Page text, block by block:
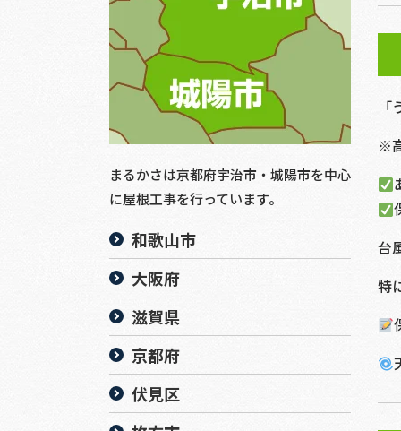
※
台
特
まるかさは京都府宇治市・城陽市を中心
に屋根工事を行っています。
和歌山市
大阪府
滋賀県
京都府
伏見区